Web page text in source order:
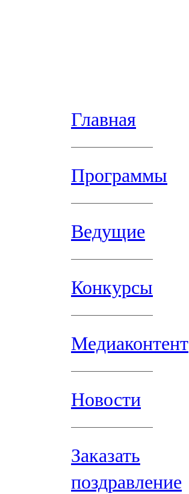
Главная
Программы
Ведущие
Конкурсы
Медиаконтент
Новости
Заказать
поздравление